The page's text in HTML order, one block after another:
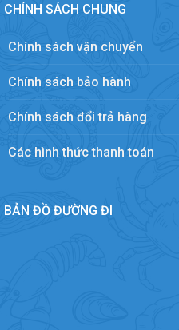
CHÍNH SÁCH CHUNG
Chính sách vận chuyển
Chính sách bảo hành
Chính sách đổi trả hàng
Các hình thức thanh toán
BẢN ĐỒ ĐƯỜNG ĐI